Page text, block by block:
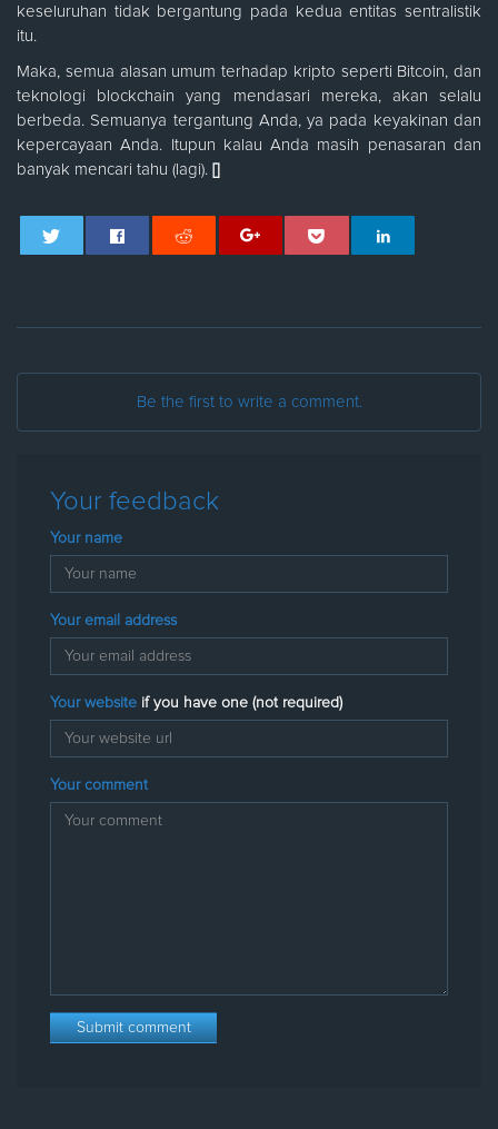
keseluruhan tidak bergantung pada kedua entitas sentralistik
itu.
Maka, semua alasan umum terhadap kripto seperti Bitcoin, dan
teknologi blockchain yang mendasari mereka, akan selalu
berbeda. Semuanya tergantung Anda, ya pada keyakinan dan
kepercayaan Anda. Itupun kalau Anda masih penasaran dan
banyak mencari tahu (lagi). []
Be the first to write a comment.
Your feedback
Your name
Your email address
Your website if you have one (not required)
Your comment